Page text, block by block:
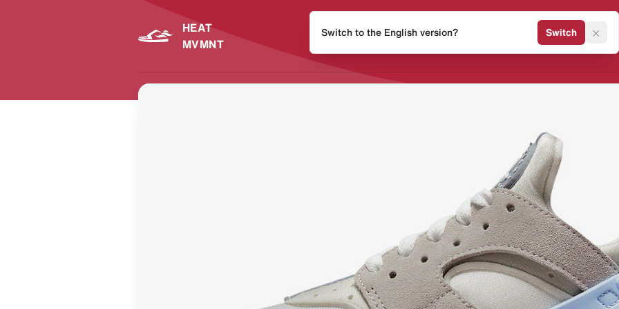
HEAT
MVMNT
Release Kalender Sneaker
Switch to the English version? Switch ×